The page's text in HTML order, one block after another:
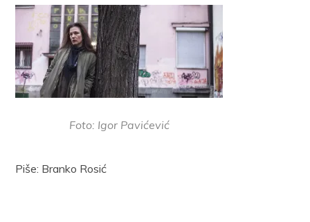
Foto: Igor Pavićević
Piše: Branko Rosić